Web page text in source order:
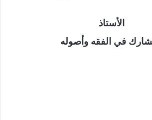
الأستاذ
في الفقه وأصوله